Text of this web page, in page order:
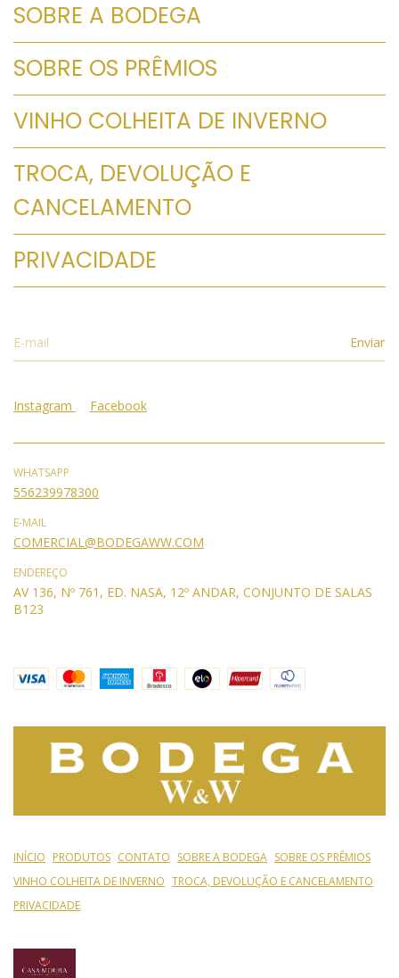
SOBRE A BODEGA
SOBRE OS PRÊMIOS
VINHO COLHEITA DE INVERNO
TROCA, DEVOLUÇÃO E
CANCELAMENTO
PRIVACIDADE
Instagram Facebook
WHATSAPP
556239978300
E-MAIL
COMERCIAL@BODEGAWW.COM
ENDEREÇO
AV 136, Nº 761, ED. NASA, 12º ANDAR, CONJUNTO DE SALAS
B123
INÍCIO PRODUTOS CONTATO SOBRE A BODEGA SOBRE OS PRÊMIOS
VINHO COLHEITA DE INVERNO TROCA, DEVOLUÇÃO E CANCELAMENTO
PRIVACIDADE